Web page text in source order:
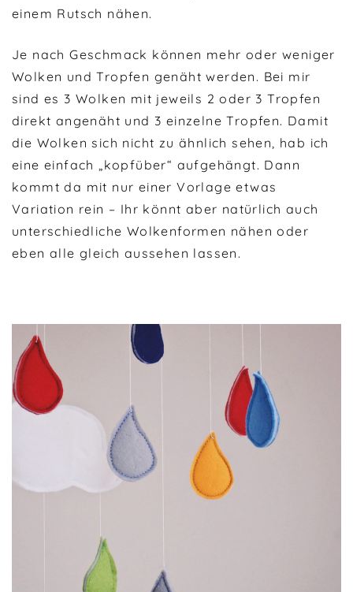
einem Rutsch nähen.
Je nach Geschmack können mehr oder weniger
Wolken und Tropfen genäht werden. Bei mir
sind es 3 Wolken mit jeweils 2 oder 3 Tropfen
direkt angenäht und 3 einzelne Tropfen. Damit
die Wolken sich nicht zu ähnlich sehen, hab ich
eine einfach „kopfüber“ aufgehängt. Dann
kommt da mit nur einer Vorlage etwas
Variation rein – Ihr könnt aber natürlich auch
unterschiedliche Wolkenformen nähen oder
eben alle gleich aussehen lassen.